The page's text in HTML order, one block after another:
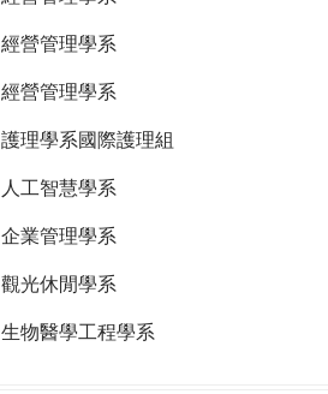
經營管理學系
經營管理學系
護理學系國際護理組
人工智慧學系
企業管理學系
觀光休閒學系
生物醫學工程學系